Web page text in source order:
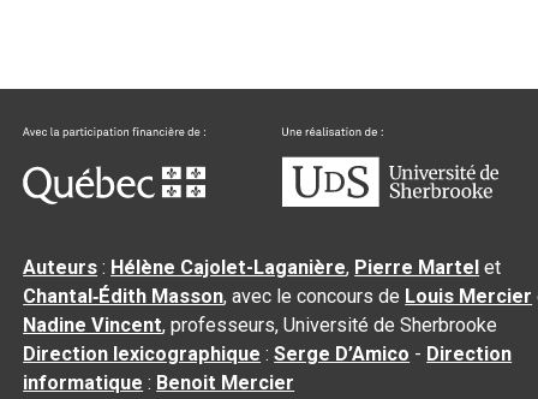
Auteurs : Hélène Cajolet-Laganière, Pierre Martel et
Chantal‑Édith Masson, avec le concours de Louis Mercier
Nadine Vincent, professeurs, Université de Sherbrooke
Direction lexicographique :Serge D’Amico - Direction
informatique : Benoit Mercier